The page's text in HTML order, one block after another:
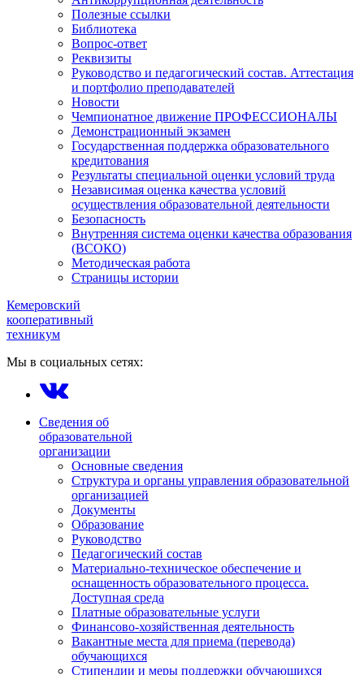
Полезные ссылки
Библиотека
Вопрос-ответ
Реквизиты
Руководство и педагогический состав. Аттестация
и портфолио преподавателей
Новости
Чемпионатное движение ПРОФЕССИОНАЛЫ
Демонстрационный экзамен
Государственная поддержка образовательного
кредитования
Результаты специальной оценки условий труда
Независимая оценка качества условий
осуществления образовательной деятельности
Безопасность
Внутренняя система оценки качества образования
(ВСОКО)
Методическая работа
Страницы истории
Кемеровский
кооперативный
техникум
Мы в социальных сетях:
Сведения об
образовательной
организации
Основные сведения
Структура и органы управления образовательной
организацией
Документы
Образование
Руководство
Педагогический состав
Материально-техническое обеспечение и
оснащенность образовательного процесса.
Доступная среда
Платные образовательные услуги
Финансово-хозяйственная деятельность
Вакантные места для приема (перевода)
обучающихся
Стипендии и меры поддержки обучающихся